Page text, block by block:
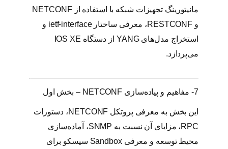
مانیتورینگ تجهیزات شبکه با استفاده از NETCONF
و RESTCONF، معرفی ساختار ietf-interface و
استخراج مدل‌های YANG از دستگاه IOS XE
می‌پردازد.
7- مفاهیم و پیاده‌سازی NETCONF – بخش اول
این بخش به معرفی پروتکل NETCONF، دستورات
RPC، مزایای آن نسبت به SNMP، آماده‌سازی
محیط توسعه و معرفی Sandbox سیسکو برای